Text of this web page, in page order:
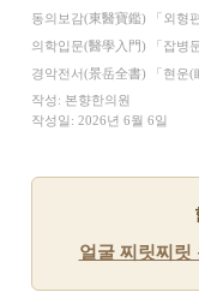
동의보감(東醫寶鑑) 「외형
의학입문(醫學入門) 「잡병
경악전서(景岳全書) 「현운
작성: 본향한의원
작성일: 2026년 6월 6일
얼굴 찌릿찌릿